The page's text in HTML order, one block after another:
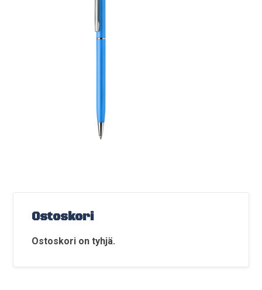
Ostoskori
Ostoskori on tyhjä.